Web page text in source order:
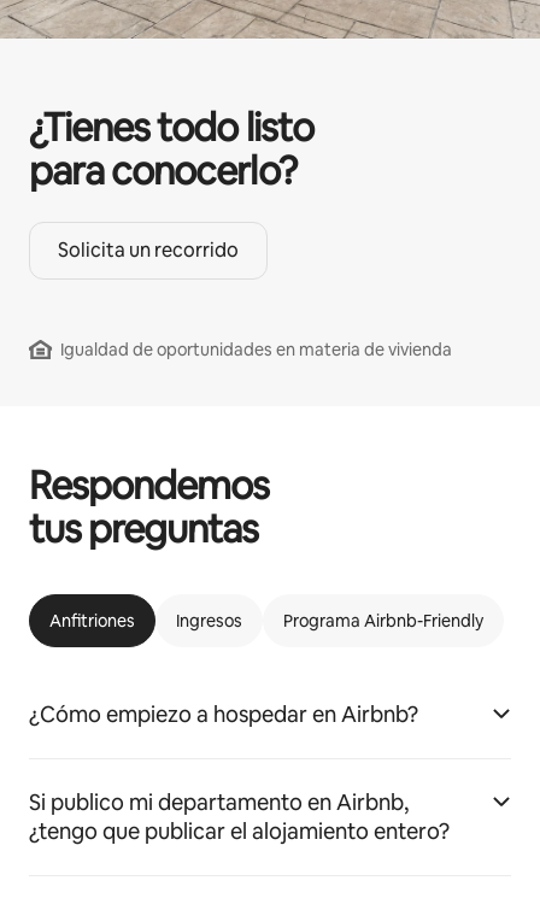
¿Tienes todo listo
para conocerlo?
Solicita un recorrido
Igualdad de oportunidades en materia de vivienda
Respondemos
tus preguntas
Anfitriones Ingresos Programa Airbnb-Friendly
¿Cómo empiezo a hospedar en Airbnb?
Si publico mi departamento en Airbnb,
¿tengo que publicar el alojamiento entero?